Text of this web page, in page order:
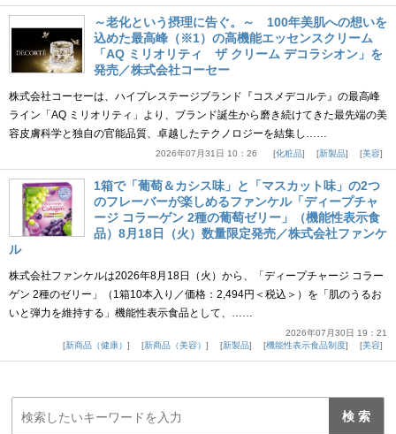
～老化という摂理に告ぐ。～ 100年美肌への想いを
込めた最高峰（※1）の高機能エッセンスクリーム
「AQ ミリオリティ ザ クリーム デコラシオン」を
発売／株式会社コーセー
株式会社コーセーは、ハイプレステージブランド『コスメデコルテ』の最高峰
ライン「AQ ミリオリティ」より、ブランド誕生から磨き続けてきた最先端の美
容皮膚科学と独自の官能品質、卓越したテクノロジーを結集し……
2026年07月31日 10：26 化粧品 新製品 美容
1箱で「葡萄＆カシス味」と「マスカット味」の2つ
のフレーバーが楽しめるファンケル「ディープチャ
ージ コラーゲン 2種の葡萄ゼリー」（機能性表示食
品）8月18日（火）数量限定発売／株式会社ファンケ
ル
株式会社ファンケルは2026年8月18日（火）から、「ディープチャージ コラー
ゲン 2種のゼリー」（1箱10本入り／価格：2,494円＜税込＞）を「肌のうるお
いと弾力を維持する」機能性表示食品として、……
2026年07月30日 19：21
新商品（健康）
新商品（美容） 新製品 機能性表示食品制度 美容